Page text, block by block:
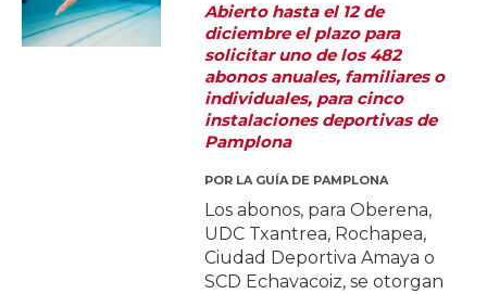
Abierto hasta el 12 de
diciembre el plazo para
solicitar uno de los 482
abonos anuales, familiares o
individuales, para cinco
instalaciones deportivas de
Pamplona
POR LA GUÍA DE PAMPLONA
Los abonos, para Oberena,
UDC Txantrea, Rochapea,
Ciudad Deportiva Amaya o
SCD Echavacoiz, se otorgan